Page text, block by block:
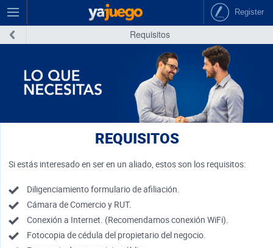
Register
Requisitos
REQUISITOS
Si estás interesado en ser en un aliado, estos son los requisitos:
Diligenciamiento formulario de afiliación.
Cámara de Comercio y RUT.
Conexión a Internet. (Recomendamos conexión WiFi).
Fotocopia de cédula del propietario del negocio.